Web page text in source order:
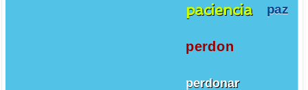
paciencia paz
perdon
perdonar